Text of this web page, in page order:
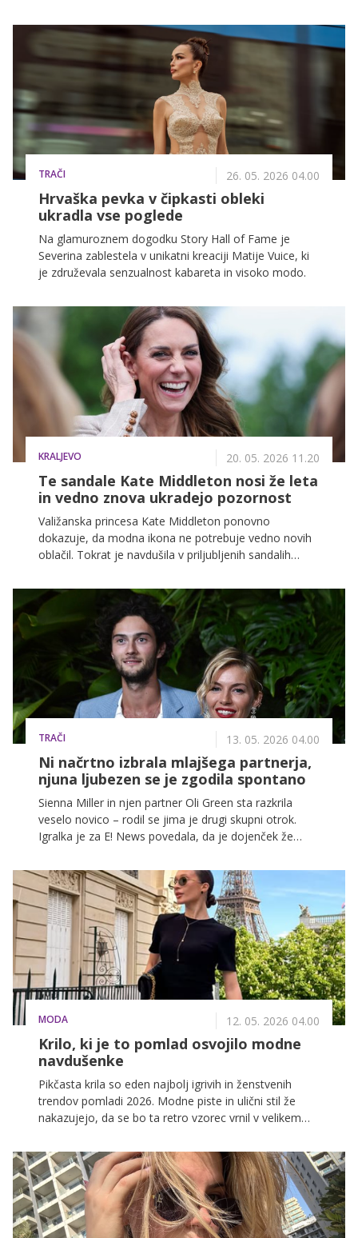
TRAČI 26. 05. 2026 04.00
Hrvaška pevka v čipkasti obleki
ukradla vse poglede
Na glamuroznem dogodku Story Hall of Fame je
Severina zablestela v unikatni kreaciji Matije Vuice, ki
je združevala senzualnost kabareta in visoko modo.
KRALJEVO 20. 05. 2026 11.20
Te sandale Kate Middleton nosi že leta
in vedno znova ukradejo pozornost
Valižanska princesa Kate Middleton ponovno
dokazuje, da modna ikona ne potrebuje vedno novih
oblačil. Tokrat je navdušila v priljubljenih sandalih
od leta 2019.
TRAČI 13. 05. 2026 04.00
Ni načrtno izbrala mlajšega partnerja,
njuna ljubezen se je zgodila spontano
Sienna Miller in njen partner Oli Green sta razkrila
veselo novico – rodil se jima je drugi skupni otrok.
Igralka je za E! News povedala, da je dojenček že
novo dinamiko. Čeprav je utrujena, je, kot pravi,
neizmerno srečna.
MODA 12. 05. 2026 04.00
Krilo, ki je to pomlad osvojilo modne
navdušenke
Pikčasta krila so eden najbolj igrivih in ženstvenih
trendov pomladi 2026. Modne piste in ulični stil že
nakazujejo, da se bo ta retro vzorec vrnil v velikem
hkrati dovolj drzna, da popestrijo vsak spomladanski
videz.